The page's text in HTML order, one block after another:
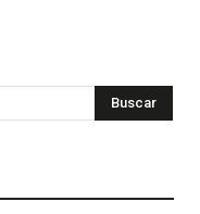
Buscar